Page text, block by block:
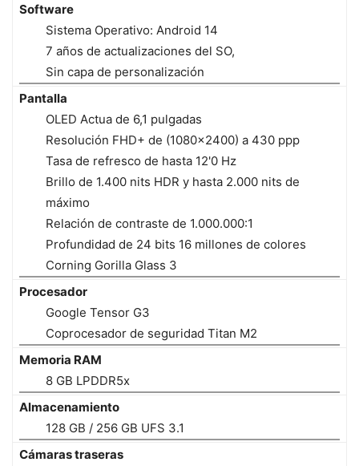
Software
Sistema Operativo: Android 14
7 años de actualizaciones del SO,
Sin capa de personalización
Pantalla
OLED Actua de 6,1 pulgadas
Resolución FHD+ de (1080x2400) a 430 ppp
Tasa de refresco de hasta 12'0 Hz
Brillo de 1.400 nits HDR y hasta 2.000 nits de
máximo
Relación de contraste de 1.000.000:1
Profundidad de 24 bits 16 millones de colores
Corning Gorilla Glass 3
Procesador
Google Tensor G3
Coprocesador de seguridad Titan M2
Memoria RAM
8 GB LPDDR5x
Almacenamiento
128 GB / 256 GB UFS 3.1
Cámaras traseras